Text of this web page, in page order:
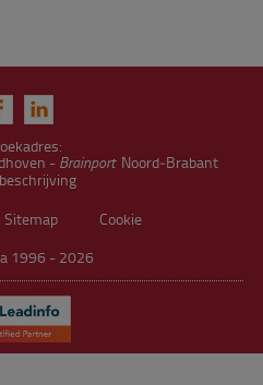
- BrainportNoord‑Brabant
Sitemap
Cookie
1996 - 2026